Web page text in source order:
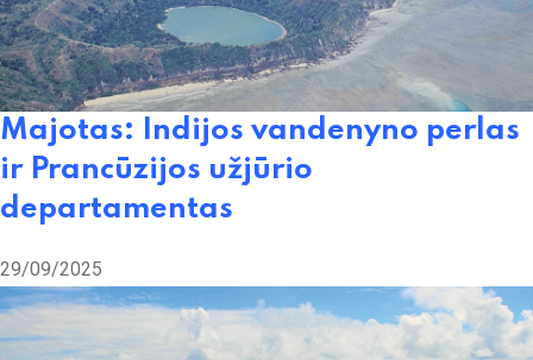
Majotas: Indijos vandenyno perlas
ir Prancūzijos užjūrio
departamentas
29/09/2025